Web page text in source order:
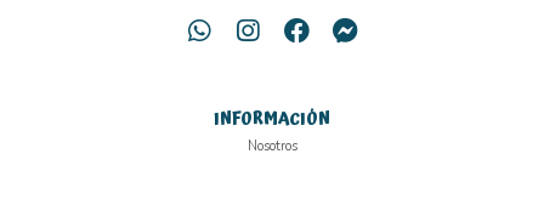
INFORMACIÓN
Nosotros